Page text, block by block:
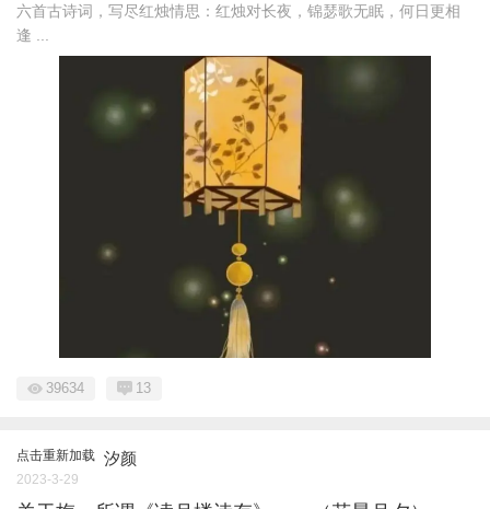
六首古诗词，写尽红烛情思：红烛对长夜，锦瑟歌无眠，何日更相
逢 ...
39634 13
点击重新加载 汐颜
2023-3-29